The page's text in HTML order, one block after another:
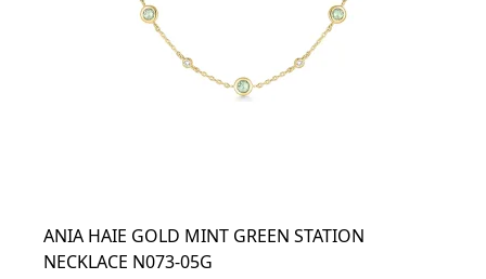
ANIA HAIE GOLD MINT GREEN STATION
NECKLACE N073-05G